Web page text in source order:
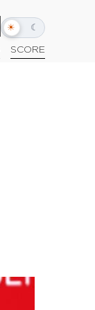
☀ ☾
Alternar
escuro
SCORE